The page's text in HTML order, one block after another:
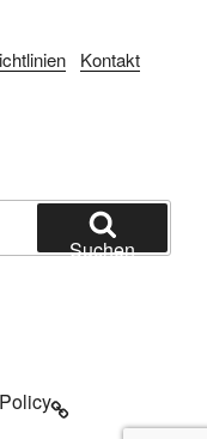
Kontakt
Suchen